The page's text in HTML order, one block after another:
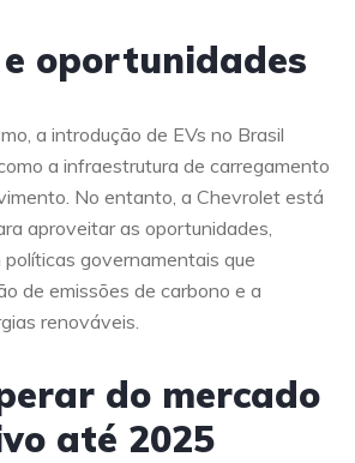
oportunidades
a introdução de EVs no Brasil
a infraestrutura de carregamento
No entanto, a Chevrolet está
aproveitar as oportunidades,
governamentais que
de emissões de carbono e a
renováveis.
do mercado
até 2025